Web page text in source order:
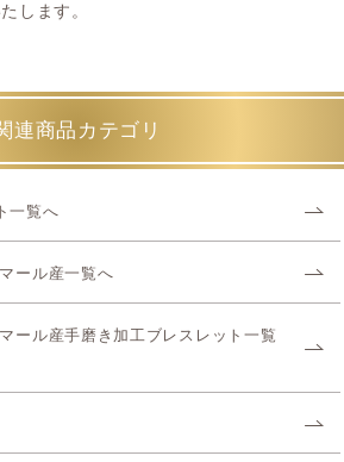
します。
連商品カテゴリ
一覧へ
ール産一覧へ
ール産手磨き加工ブレスレット一覧